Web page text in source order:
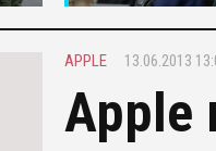
APPLE 13.06.2013
Apple